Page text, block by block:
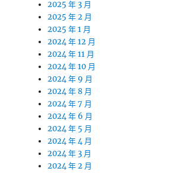
2025 年 3 月
2025 年 2 月
2025 年 1 月
2024 年 12 月
2024 年 11 月
2024 年 10 月
2024 年 9 月
2024 年 8 月
2024 年 7 月
2024 年 6 月
2024 年 5 月
2024 年 4 月
2024 年 3 月
2024 年 2 月